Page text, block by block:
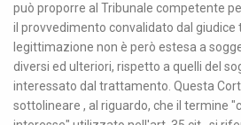
può proporre al Tribunale competente
il provvedimento convalidato dal giudice
legittimazione non è però estesa a
diversi ed ulteriori, rispetto a quelli del
interessato dal trattamento. Questa
sottolineare , al riguardo, che il termine